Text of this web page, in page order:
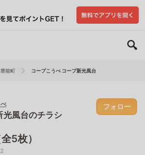
能町 コープこうべ コープ新光風台
光風台のチラシ
フォロー
5枚）